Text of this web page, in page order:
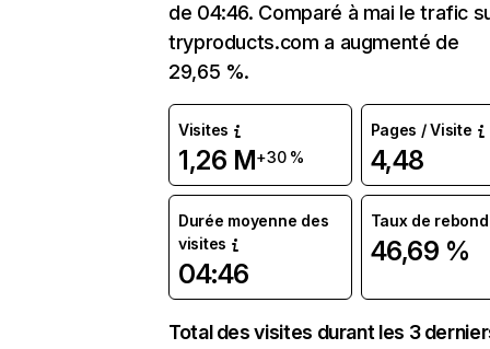
de 04:46. Comparé à mai le trafic
tryproducts.com a augmenté de
29,65 %.
Visites
1,26 M+30 %
Pages / Visite
4,48
Durée moyenne des
visites
04:46
Taux de rebond
46,69 %
Total des visites durant les 3